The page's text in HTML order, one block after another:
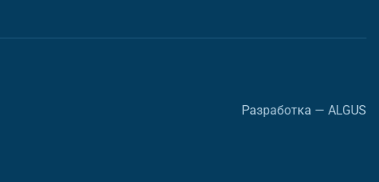
Разработка — ALGUS